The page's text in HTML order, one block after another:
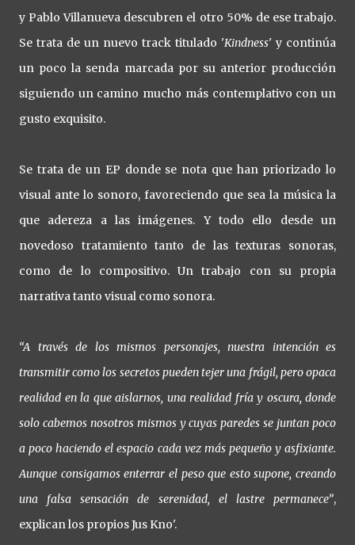
y Pablo Villanueva descubren el otro 50% de ese trabajo.
Se trata de un nuevo track titulado 'Kindness' y continúa
un poco la senda marcada por su anterior producción
siguiendo un camino mucho más contemplativo con un
gusto exquisito.
Se trata de un EP donde se nota que han priorizado lo
visual ante lo sonoro, favoreciendo que sea la música la
que adereza a las imágenes. Y todo ello desde un
novedoso tratamiento tanto de las texturas sonoras,
como de lo compositivo. Un trabajo con su propia
narrativa tanto visual como sonora.
“A través de los mismos personajes, nuestra intención es
transmitir como los secretos pueden tejer una frágil, pero opaca
realidad en la que aislarnos, una realidad fría y oscura, donde
solo cabemos nosotros mismos y cuyas paredes se juntan poco
a poco haciendo el espacio cada vez más pequeño y asfixiante.
Aunque consigamos enterrar el peso que esto supone, creando
una falsa sensación de serenidad, el lastre permanece”,
explican los propios Jus Kno'.